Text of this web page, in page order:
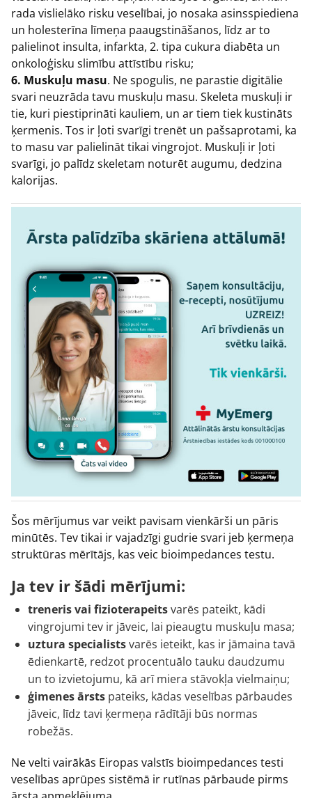
rada vislielāko risku veselībai, jo nosaka asinsspiediena
un holesterīna līmeņa paaugstināšanos, līdz ar to
palielinot insulta, infarkta, 2. tipa cukura diabēta un
onkoloģisku slimību attīstību risku;
6. Muskuļu masu. Ne spogulis, ne parastie digitālie
svari neuzrāda tavu muskuļu masu. Skeleta muskuļi ir
tie, kuri piestiprināti kauliem, un ar tiem tiek kustināts
ķermenis. Tos ir ļoti svarīgi trenēt un pašsaprotami, ka
to masu var palielināt tikai vingrojot. Muskuļi ir ļoti
svarīgi, jo palīdz skeletam noturēt augumu, dedzina
kalorijas.
Šos mērījumus var veikt pavisam vienkārši un pāris
minūtēs. Tev tikai ir vajadzīgi gudrie svari jeb ķermeņa
struktūras mērītājs, kas veic bioimpedances testu.
Ja tev ir šādi mērījumi:
treneris vai fizioterapeitsvarēs pateikt, kādi
vingrojumi tev ir jāveic, lai pieaugtu muskuļu masa;
uztura specialistsvarēs ieteikt, kas ir jāmaina tavā
ēdienkartē, redzot procentuālo tauku daudzumu
un to izvietojumu, kā arī miera stāvokļa vielmaiņu;
ģimenes ārsts pateiks, kādas veselības pārbaudes
jāveic, līdz tavi ķermeņa rādītāji būs normas
robežās.
Ne velti vairākās Eiropas valstīs bioimpedances testi
veselības aprūpes sistēmā ir rutīnas pārbaude pirms